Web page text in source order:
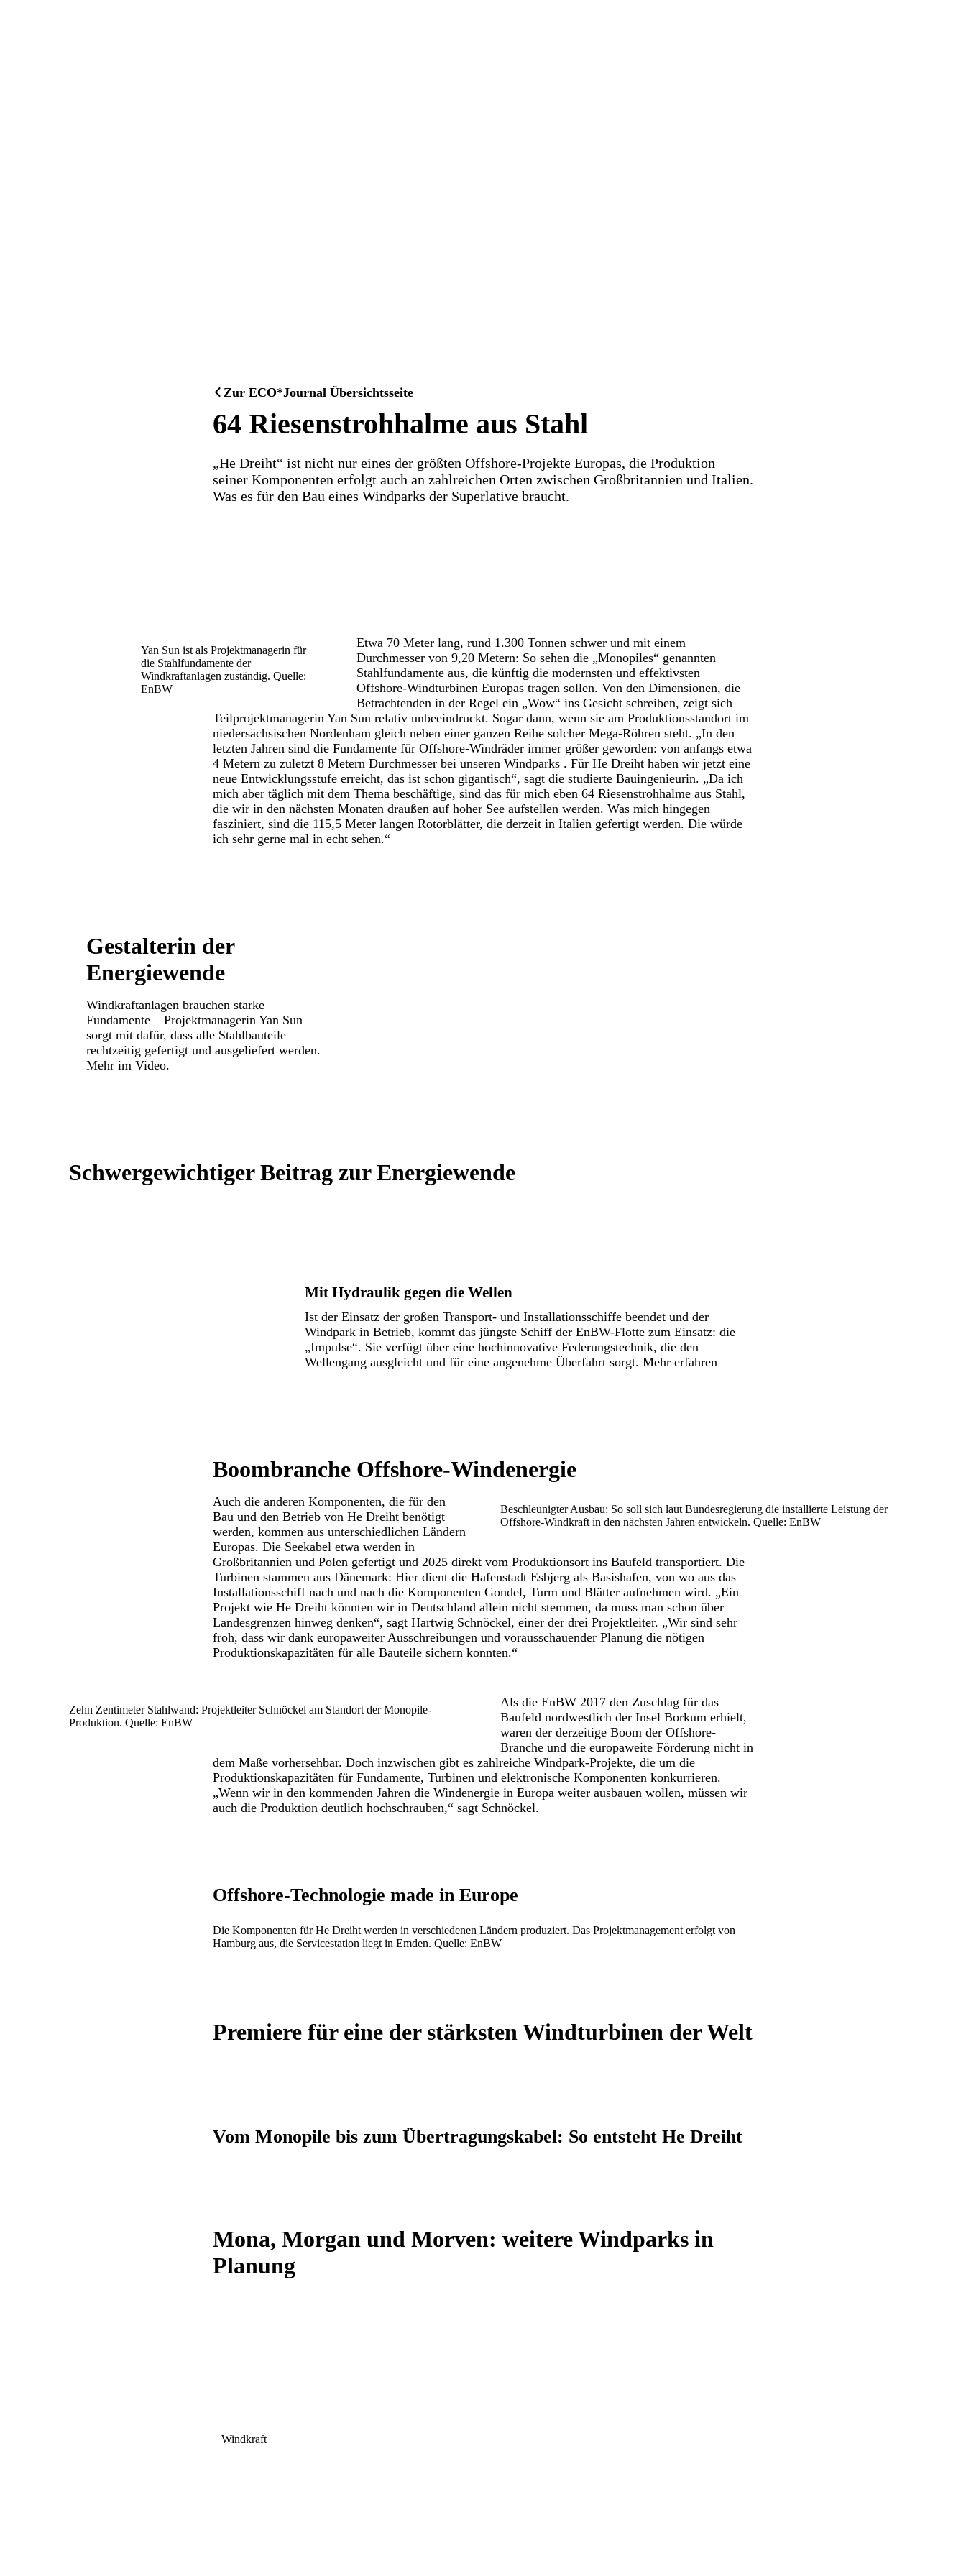
Zur ECO*Journal Übersichtsseite
64 Riesenstrohhalme aus Stahl
„He Dreiht“ ist nicht nur eines der größten Offshore-Projekte Europas, die Produktion
seiner Komponenten erfolgt auch an zahlreichen Orten zwischen Großbritannien und Italien.
Was es für den Bau eines Windparks der Superlative braucht.
Yan Sun ist als Projektmanagerin für
die Stahlfundamente der
Windkraftanlagen zuständig. Quelle:
EnBW
Etwa 70 Meter lang, rund 1.300 Tonnen schwer und mit einem
Durchmesser von 9,20 Metern: So sehen die „Monopiles“ genannten
Stahlfundamente aus, die künftig die modernsten und effektivsten
Offshore-Windturbinen Europas tragen sollen. Von den Dimensionen, die
Betrachtenden in der Regel ein „Wow“ ins Gesicht schreiben, zeigt sich
Teilprojektmanagerin Yan Sun relativ unbeeindruckt. Sogar dann, wenn sie am Produktionsstandort im
niedersächsischen Nordenham gleich neben einer ganzen Reihe solcher Mega-Röhren steht. „In den
letzten Jahren sind die Fundamente für Offshore-Windräder immer größer geworden: von anfangs etwa
4 Metern zu zuletzt 8 Metern Durchmesser bei unseren Windparks . Für He Dreiht haben wir jetzt eine
neue Entwicklungsstufe erreicht, das ist schon gigantisch“, sagt die studierte Bauingenieurin. „Da ich
mich aber täglich mit dem Thema beschäftige, sind das für mich eben 64 Riesenstrohhalme aus Stahl,
die wir in den nächsten Monaten draußen auf hoher See aufstellen werden. Was mich hingegen
fasziniert, sind die 115,5 Meter langen Rotorblätter, die derzeit in Italien gefertigt werden. Die würde
ich sehr gerne mal in echt sehen.“
Gestalterin der
Energiewende
Windkraftanlagen brauchen starke
Fundamente – Projektmanagerin Yan Sun
sorgt mit dafür, dass alle Stahlbauteile
rechtzeitig gefertigt und ausgeliefert werden.
Mehr im Video.
Schwergewichtiger Beitrag zur Energiewende
Mit Hydraulik gegen die Wellen
Ist der Einsatz der großen Transport- und Installationsschiffe beendet und der
Windpark in Betrieb, kommt das jüngste Schiff der EnBW-Flotte zum Einsatz: die
„Impulse“. Sie verfügt über eine hochinnovative Federungstechnik, die den
Wellengang ausgleicht und für eine angenehme Überfahrt sorgt. Mehr erfahren
Boombranche Offshore-Windenergie
Beschleunigter Ausbau: So soll sich laut Bundesregierung die installierte Leistung der
Offshore-Windkraft in den nächsten Jahren entwickeln. Quelle: EnBW
Auch die anderen Komponenten, die für den
Bau und den Betrieb von He Dreiht benötigt
werden, kommen aus unterschiedlichen Ländern
Europas. Die Seekabel etwa werden in
Großbritannien und Polen gefertigt und 2025 direkt vom Produktionsort ins Baufeld transportiert. Die
Turbinen stammen aus Dänemark: Hier dient die Hafenstadt Esbjerg als Basishafen, von wo aus das
Installationsschiff nach und nach die Komponenten Gondel, Turm und Blätter aufnehmen wird. „Ein
Projekt wie He Dreiht könnten wir in Deutschland allein nicht stemmen, da muss man schon über
Landesgrenzen hinweg denken“, sagt Hartwig Schnöckel, einer der drei Projektleiter. „Wir sind sehr
froh, dass wir dank europaweiter Ausschreibungen und vorausschauender Planung die nötigen
Produktionskapazitäten für alle Bauteile sichern konnten.“
Zehn Zentimeter Stahlwand: Projektleiter Schnöckel am Standort der Monopile-
Produktion. Quelle: EnBW
Als die EnBW 2017 den Zuschlag für das
Baufeld nordwestlich der Insel Borkum erhielt,
waren der derzeitige Boom der Offshore-
Branche und die europaweite Förderung nicht in
dem Maße vorhersehbar. Doch inzwischen gibt es zahlreiche Windpark-Projekte, die um die
Produktionskapazitäten für Fundamente, Turbinen und elektronische Komponenten konkurrieren.
„Wenn wir in den kommenden Jahren die Windenergie in Europa weiter ausbauen wollen, müssen wir
auch die Produktion deutlich hochschrauben,“ sagt Schnöckel.
Offshore-Technologie made in Europe
Die Komponenten für He Dreiht werden in verschiedenen Ländern produziert. Das Projektmanagement erfolgt von
Hamburg aus, die Servicestation liegt in Emden. Quelle: EnBW
Premiere für eine der stärksten Windturbinen der Welt
Vom Monopile bis zum Übertragungskabel: So entsteht He Dreiht
Mona, Morgan und Morven: weitere Windparks in
Planung
Windkraft